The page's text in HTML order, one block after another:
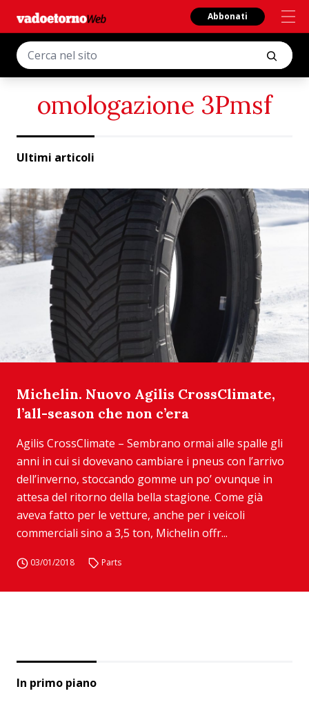
Abbonati
omologazione 3Pmsf
Ultimi articoli
Michelin. Nuovo Agilis CrossClimate,
l’all-season che non c’era
Agilis CrossClimate – Sembrano ormai alle spalle gli
anni in cui si dovevano cambiare i pneus con l’arrivo
dell’inverno, stoccando gomme un po’ ovunque in
attesa del ritorno della bella stagione. Come già
aveva fatto per le vetture, anche per i veicoli
commerciali sino a 3,5 ton, Michelin offr...
03/01/2018 Parts
In primo piano